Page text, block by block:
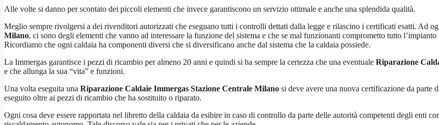
Alle volte si danno per scontato dei piccoli elementi che invece garantiscono un servizio ottimale e anche una splendida qualità.
Meglio sempre rivolgersi a dei rivenditori autorizzati che eseguano tutti i controlli dettati dalla legge e rilascino i certificati esatti. Ad
Milano, ci sono degli elementi che vanno ad interessare la funzione del sistema e che se mal funzionanti comprometto tutto
Ricordiamo che ogni caldaia ha componenti diversi che si diversificano anche dal sistema che la caldaia possiede.
La Immergas garantisce i pezzi di ricambio per almeno 20 anni e quindi si ha sempre la certezza che una eventuale Riparazione
e che allunga la sua “vita” e funzioni.
Una volta eseguita una Riparazione Caldaie Immergas Stazione Centrale Milano si deve avere una nuova certificazione da parte
eseguito oltre ai pezzi di ricambio che ha sostituito o riparato.
Ogni cosa deve essere rapportata nel libretto della caldaia da esibire in caso di controllo da parte delle autorità competenti degli enti